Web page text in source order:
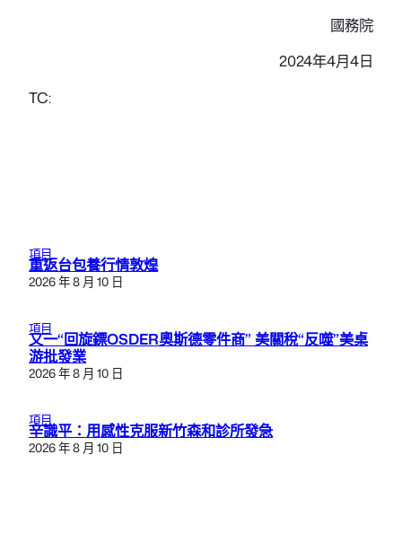
國務院
2024年4月4日
TC:
項目
重返台包養行情敦煌
2026 年 8 月 10 日
項目
又一“回旋鏢OSDER奧斯德零件商” 美關稅“反噬”美桌
游批發業
2026 年 8 月 10 日
項目
辛識平：用感性克服新竹森和診所發急
2026 年 8 月 10 日